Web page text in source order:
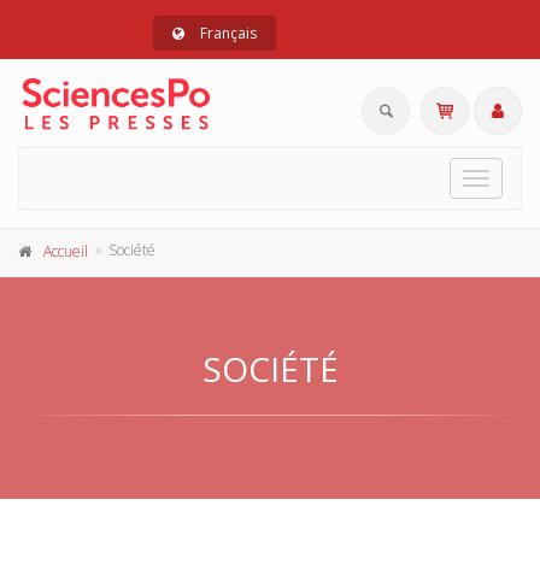
Français
Toggle
Accueil Société
SOCIÉTÉ